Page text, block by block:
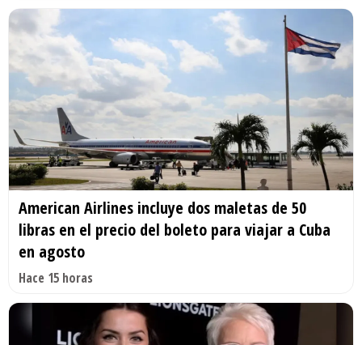
American Airlines incluye dos maletas de 50
libras en el precio del boleto para viajar a Cuba
en agosto
Hace 15 horas